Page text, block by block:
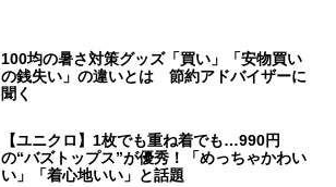
100均の暑さ対策グッズ「買い」「安物買い
の銭失い」の違いとは 節約アドバイザーに
聞く
【ユニクロ】1枚でも重ね着でも…990円
の“バズトップス”が優秀！「めっちゃかわい
い」「着心地いい」と話題